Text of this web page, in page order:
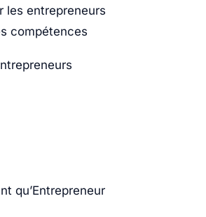
les entrepreneurs
compétences
qu’Entrepreneur